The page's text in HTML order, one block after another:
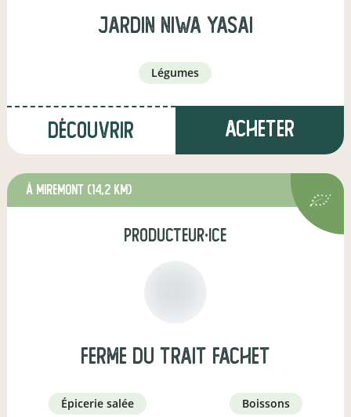
JARDIN NIWA YASAI
légumes
Découvrir Acheter
à Miremont (14,2 km)
producteur·ice
Ferme du Trait Fachet
épicerie salée boissons